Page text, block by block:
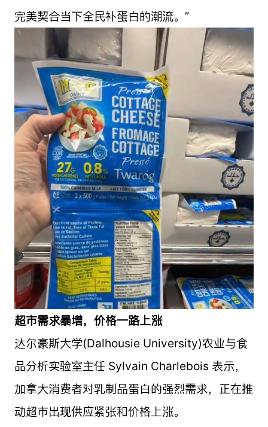
完美契合当下全民补蛋白的潮流。”
超市需求暴增，价格一路上涨
达尔豪斯大学(Dalhousie University)农业与食
品分析实验室主任 Sylvain Charlebois 表示，
加拿大消费者对乳制品蛋白的强烈需求，正在推
动超市出现供应紧张和价格上涨。